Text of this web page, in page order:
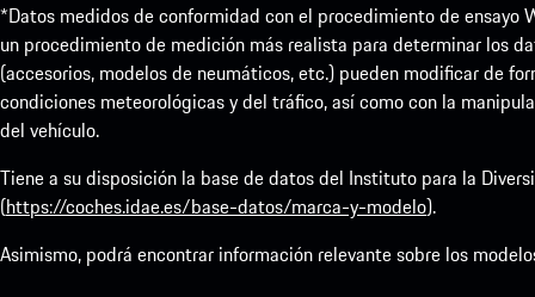
*Datos medidos de conformidad con el procedimiento de ensayo
un procedimiento de medición más realista para determinar los
(accesorios, modelos de neumáticos, etc.) pueden modificar de
condiciones meteorológicas y del tráfico, así como con la
del vehículo.
Tiene a su disposición la base de datos del Instituto para la
(https://coches.idae.es/base-datos/marca-y-modelo).
Asimismo, podrá encontrar información relevante sobre los